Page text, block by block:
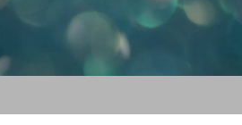
THÔNG TIN SẢN PHẨM
Mô tả sản phẩm gạch